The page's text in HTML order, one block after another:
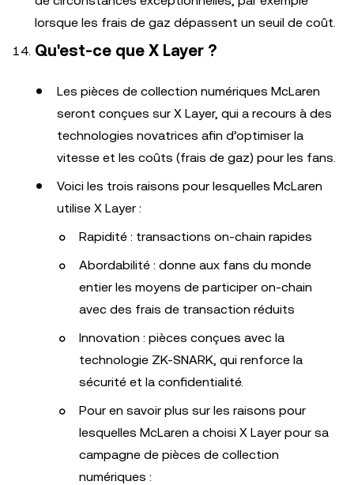
lorsque les frais de gaz dépassent un seuil de coût.
Qu'est-ce que X Layer ?
Les pièces de collection numériques McLaren
seront conçues sur X Layer, qui a recours à des
technologies novatrices afin d’optimiser la
vitesse et les coûts (frais de gaz) pour les fans.
Voici les trois raisons pour lesquelles McLaren
utilise X Layer :
Rapidité : transactions on-chain rapides
Abordabilité : donne aux fans du monde
entier les moyens de participer on-chain
avec des frais de transaction réduits
Innovation : pièces conçues avec la
technologie ZK-SNARK, qui renforce la
sécurité et la confidentialité.
Pour en savoir plus sur les raisons pour
lesquelles McLaren a choisi X Layer pour sa
campagne de pièces de collection
numériques :